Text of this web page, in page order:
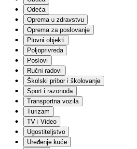
Akcione figure
Edukativne igračke i igre
Plišane igračke
Društvene igre
Vozila | Igračke, garaže i staze
Kockice
Vozila | Na akumulator
Slagalice
Igračke za bebe
Igračke za dvorište
Vozila | Guralice i tricikli
Sportske igračke
Dečji bicikli i trotineti
Muzičke igračke
Dečji šatori i kućice
Igračke za ljuljanje
Odeća
Oprema u zdravstvu
Oprema za poslovanje
Plovni objekti
Poljoprivreda
Poslovi
Ručni radovi
Školski pribor i školovanje
Sport i razonoda
Transportna vozila
Turizam
TV i Video
Ugostiteljstvo
Uređenje kuće